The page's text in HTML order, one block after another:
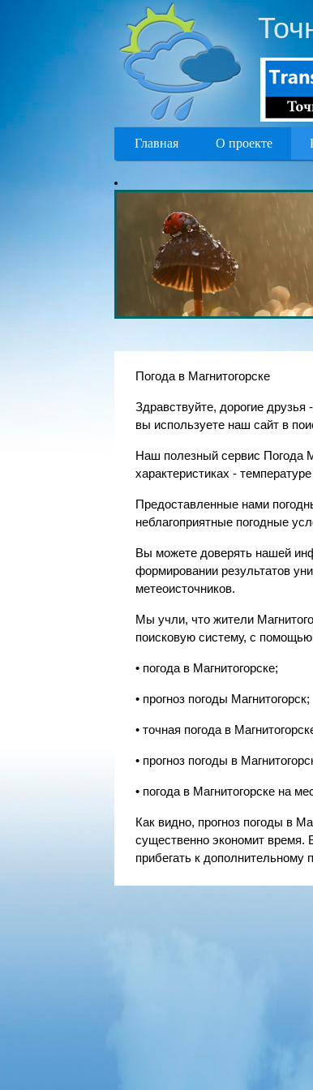
Главная О проекте
Погода в Магнитогорске
Здравствуйте, дорогие
вы используете наш сайт в
Наш полезный сервис Погода
характеристиках -
Предоставленные нами
неблагоприятные погодные
Вы можете доверять нашей
формировании результатов
метеоисточников.
Мы учли, что жители
поисковую систему, с
• погода в Магнитогорске;
• прогноз погоды Магнитогорск;
• точная погода в
• прогноз погоды в
• погода в Магнитогорске на
Как видно, прогноз погоды в
существенно экономит время.
прибегать к дополнительному